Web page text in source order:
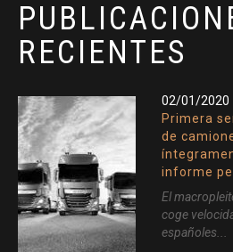
RECIENTES
02/01/2020
Primera
de
informe
El
coge
españoles...